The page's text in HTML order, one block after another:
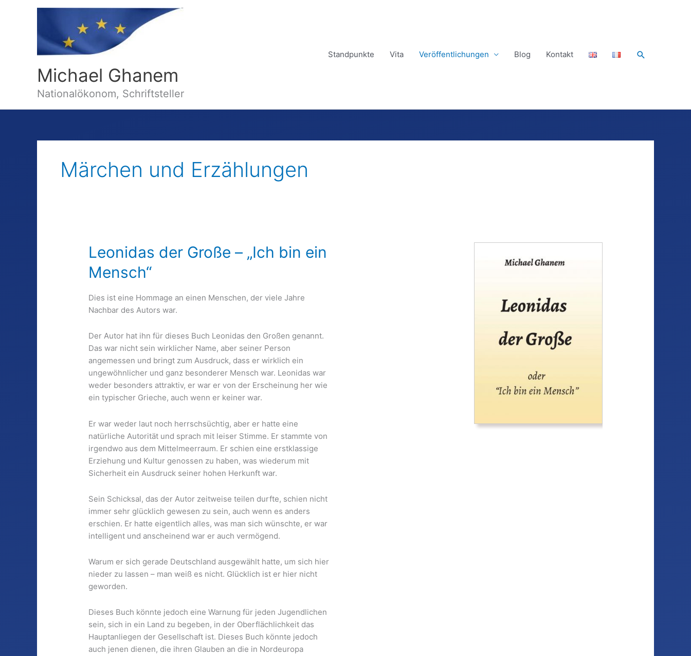
Michael Ghanem
Nationalökonom, Schriftsteller
Standpunkte Vita Veröffentlichungen Blog Kontakt Suchen
Märchen und Erzählungen
Leonidas der Große – „Ich bin ein
Mensch“
Dies ist eine Hommage an einen Menschen, der viele Jahre
Nachbar des Autors war.
Der Autor hat ihn für dieses Buch Leonidas den Großen genannt.
Das war nicht sein wirklicher Name, aber seiner Person
angemessen und bringt zum Ausdruck, dass er wirklich ein
ungewöhnlicher und ganz besonderer Mensch war. Leonidas war
weder besonders attraktiv, er war er von der Erscheinung her wie
ein typischer Grieche, auch wenn er keiner war.
Er war weder laut noch herrschsüchtig, aber er hatte eine
natürliche Autorität und sprach mit leiser Stimme. Er stammte von
irgendwo aus dem Mittelmeerraum. Er schien eine erstklassige
Erziehung und Kultur genossen zu haben, was wiederum mit
Sicherheit ein Ausdruck seiner hohen Herkunft war.
Sein Schicksal, das der Autor zeitweise teilen durfte, schien nicht
immer sehr glücklich gewesen zu sein, auch wenn es anders
erschien. Er hatte eigentlich alles, was man sich wünschte, er war
intelligent und anscheinend war er auch vermögend.
Warum er sich gerade Deutschland ausgewählt hatte, um sich hier
nieder zu lassen – man weiß es nicht. Glücklich ist er hier nicht
geworden.
Dieses Buch könnte jedoch eine Warnung für jeden Jugendlichen
sein, sich in ein Land zu begeben, in der Oberflächlichkeit das
Hauptanliegen der Gesellschaft ist. Dieses Buch könnte jedoch
auch jenen dienen, die ihren Glauben an die in Nordeuropa